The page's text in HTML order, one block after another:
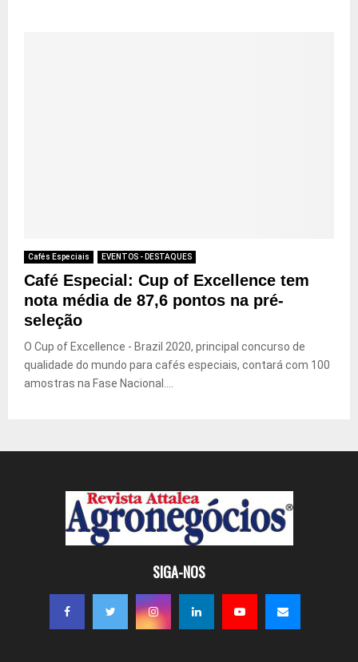
Cafés Especiais EVENTOS - DESTAQUES
Café Especial: Cup of Excellence tem
nota média de 87,6 pontos na pré-
seleção
O Cup of Excellence - Brazil 2020, principal concurso de
qualidade do mundo para cafés especiais, contará com 100
amostras na Fase Nacional....
SIGA-NOS